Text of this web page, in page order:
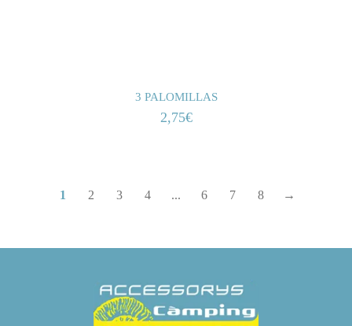
3 PALOMILLAS
2,75€
1 2 3 4 ... 6 7 8 →